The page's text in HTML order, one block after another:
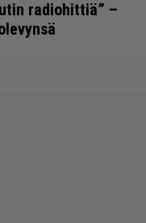
radiohittiä” –